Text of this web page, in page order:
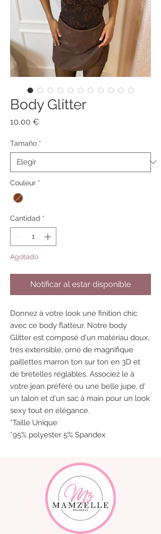
Body Glitter
10,00 €
Tamaño *
Couleur *
Cantidad *
Agotado
Notificar al estar disponible
Donnez à votre look une finition chic
avec ce body flatteur. Notre body
Glitter est composé d'un matériau doux,
très extensible, orné de magnifique
paillettes marron ton sur ton en 3D et
de bretelles réglables. Associez le à
votre jean préféré ou une belle jupe, d'
un talon et d'un sac à main pour un look
sexy tout en élégance.
*Taille Unique
*95% polyester 5% Spandex